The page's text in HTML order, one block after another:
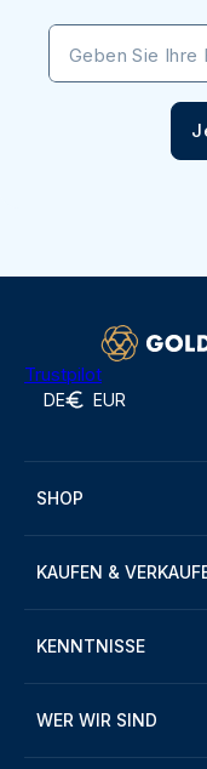
Geben Sie Ihre
Trustpilot
DE EUR
SHOP
KAUFEN &
KENNTNISSE
WER WIR SIND